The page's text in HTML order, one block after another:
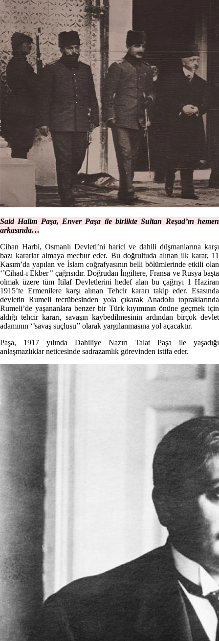
Said Halim Paşa, Enver Paşa ile birlikte Sultan Reşad’ın hemen
arkasında…
Cihan Harbi, Osmanlı Devleti’ni harici ve dahili düşmanlarına karşı
bazı kararlar almaya mecbur eder. Bu doğrultuda alınan ilk karar, 11
Kasım’da yapılan ve İslam coğrafyasının belli bölümlerinde etkili olan
‘’Cihad-ı Ekber’’ çağrısıdır. Doğrudan İngiltere, Fransa ve Rusya başta
olmak üzere tüm İtilaf Devletlerini hedef alan bu çağrıyı 1 Haziran
1915’te Ermenilere karşı alınan Tehcir kararı takip eder. Esasında
devletin Rumeli tecrübesinden yola çıkarak Anadolu topraklarında
Rumeli’de yaşananlara benzer bir Türk kıyımının önüne geçmek için
aldığı tehcir kararı, savaşın kaybedilmesinin ardından birçok devlet
adamının ‘’savaş suçlusu’’ olarak yargılanmasına yol açacaktır.
Paşa, 1917 yılında Dahiliye Nazırı Talat Paşa ile yaşadığı
anlaşmazlıklar neticesinde sadrazamlık görevinden istifa eder.